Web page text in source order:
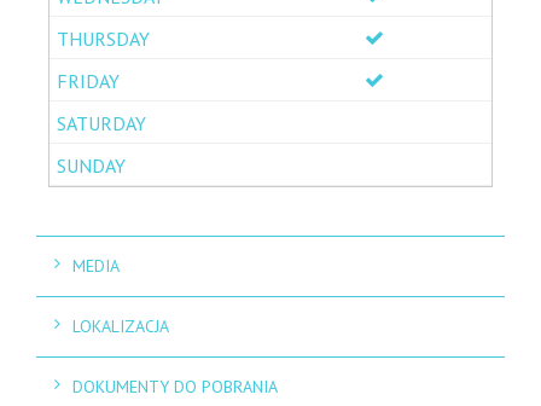
MEDIA
LOKALIZACJA
DOKUMENTY DO POBRANIA